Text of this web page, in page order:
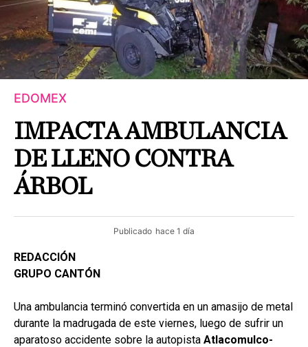
EDOMEX
IMPACTA AMBULANCIA
DE LLENO CONTRA
ÁRBOL
Publicado hace 1 día
REDACCIÓN
GRUPO CANTÓN
Una ambulancia terminó convertida en un amasijo de metal
durante la madrugada de este viernes, luego de sufrir un
aparatoso accidente sobre la autopista Atlacomulco-